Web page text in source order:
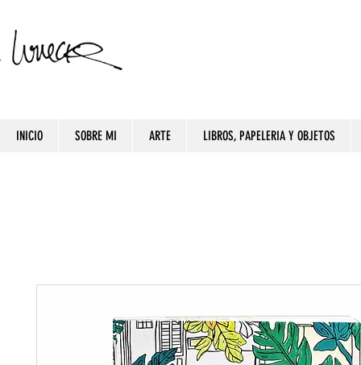
INICIO SOBRE MI ARTE LIBROS, PAPELERIA Y OBJETOS